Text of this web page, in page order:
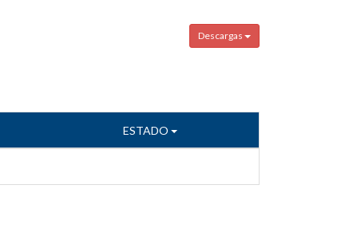
Descargas
ESTADO